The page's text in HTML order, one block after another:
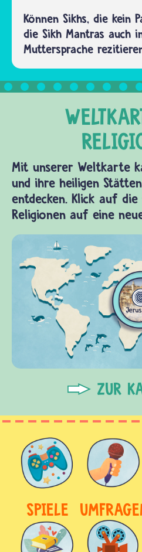
Mantra
angesehen. Alle,
die
die…
Können Sikhs, die kein
die Sikh Mantras auch
Muttersprache
Mit unserer Weltkarte
und ihre heiligen
entdecken. Klick auf
Religionen auf eine
ZUR
SPIELE